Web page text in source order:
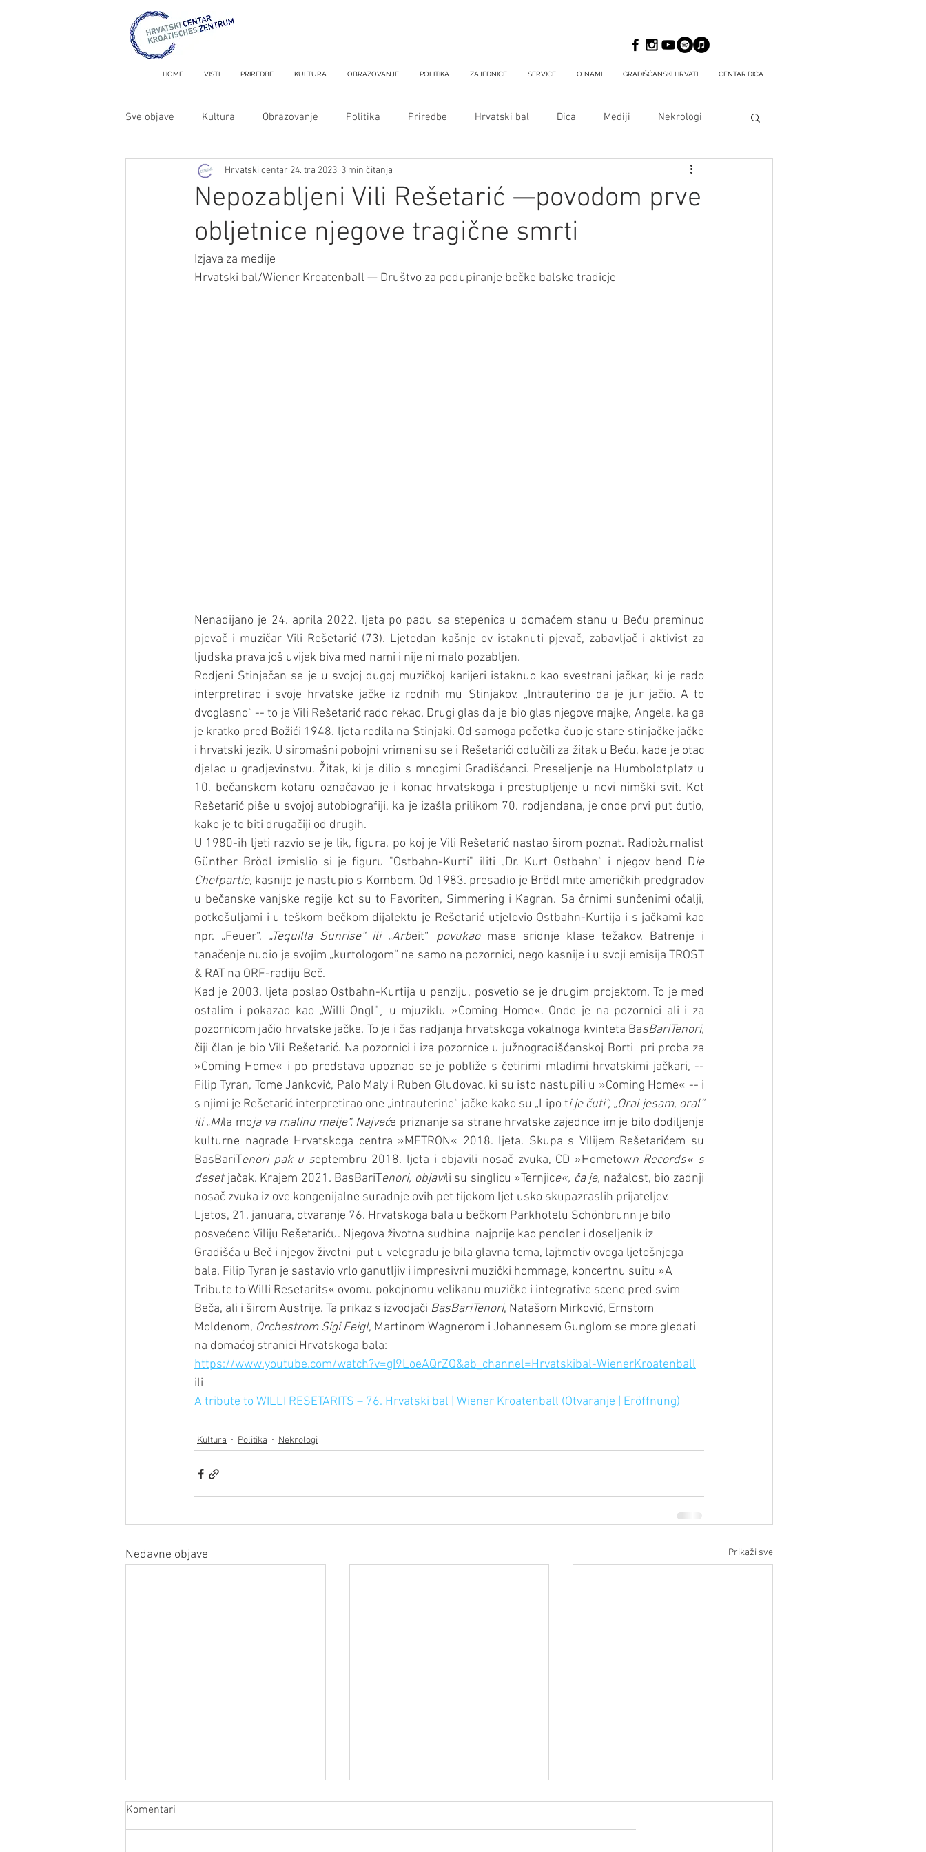
HOME VISTI PRIREDBE KULTURA OBRAZOVANJE POLITIKA ZAJEDNICE SERVICE O NAMI GRADIŠĆANSKI HRVATI CENTAR.DICA
Sve objave Kultura Obrazovanje Politika Priredbe Hrvatski bal Dica Mediji Nekrologi
Metron i MiniMetron
Nepozabljeni Vili Rešetarić —povodom prve
obljetnice njegove tragične smrti
Hrvatski centar 24. tra 2023. 3 min čitanja
Izjava za medije
Hrvatski bal/Wiener Kroatenball — Društvo za podupiranje bečke balske tradicje
Nenadijano je 24. aprila 2022. ljeta po padu sa stepenica u domaćem stanu u Beču preminuo
pjevač i muzičar Vili Rešetarić (73). Ljetodan kašnje ov istaknuti pjevač, zabavljač i aktivist za
ljudska prava još uvijek biva med nami i nije ni malo pozabljen.
Rodjeni Stinjačan se je u svojoj dugoj muzičkoj karijeri istaknuo kao svestrani jačkar, ki je rado
interpretirao i svoje hrvatske jačke iz rodnih mu Stinjakov. „Intrauterino da je jur jačio. A to
dvoglasno“ -- to je Vili Rešetarić rado rekao. Drugi glas da je bio glas njegove majke, Angele, ka ga
je kratko pred Božići 1948. ljeta rodila na Stinjaki. Od samoga početka čuo je stare stinjačke jačke
i hrvatski jezik. U siromašni pobojni vrimeni su se i Rešetarići odlučili za žitak u Beču, kade je otac
djelao u gradjevinstvu. Žitak, ki je dilio s mnogimi Gradišćanci. Preseljenje na Humboldtplatz u
10. bečanskom kotaru označavao je i konac hrvatskoga i prestupljenje u novi nimški svit. Kot
Rešetarić piše u svojoj autobiografiji, ka je izašla prilikom 70. rodjendana, je onde prvi put ćutio,
kako je to biti drugačiji od drugih.
U 1980-ih ljeti razvio se je lik, figura, po koj je Vili Rešetarić nastao širom poznat. Radiožurnalist
Günther Brödl izmislio si je figuru "Ostbahn-Kurti" iliti „Dr. Kurt Ostbahn“ i njegov bend Die
Chefpartie, kasnije je nastupio s Kombom. Od 1983. presadio je Brödl mīte američkih predgradov
u bečanske vanjske regije kot su to Favoriten, Simmering i Kagran. Sa črnimi sunčenimi očalji,
potkošuljami i u teškom bečkom dijalektu je Rešetarić utjelovio Ostbahn-Kurtija i s jačkami kao
npr. „Feuer“, „Tequilla Sunrise“ ili „Arbeit“ povukao mase sridnje klase težakov. Batrenje i
tanačenje nudio je svojim „kurtologom“ ne samo na pozornici, nego kasnije i u svoji emisija TROST
& RAT na ORF-radiju Beč.
Kad je 2003. ljeta poslao Ostbahn-Kurtija u penziju, posvetio se je drugim projektom. To je med
ostalim i pokazao kao „Willi Ongl"¸ u mjuziklu »Coming Home«. Onde je na pozornici ali i za
pozornicom jačio hrvatske jačke. To je i čas radjanja hrvatskoga vokalnoga kvinteta Ba
čiji član je bio Vili Rešetarić. Na pozornici i iza pozornice u južnogradišćanskoj Borti  pri proba za
»Coming Home« i po predstava upoznao se je pobliže s četirimi mladimi hrvatskimi jačkari, --
Filip Tyran, Tome Janković, Palo Maly i Ruben Gludovac, ki su isto nastupili u »Coming Home« -- i
s njimi je Rešetarić interpretirao one „intrauterine“ jačke kako su „Lipo ti je čuti“, „Oral jesam, oral“
ili „Mila moja va malinu melje“. Najveće priznanje sa strane hrvatske zajednce im je bilo dodiljenje
kulturne nagrade Hrvatskoga centra »METRON« 2018. ljeta. Skupa s Vilijem Rešetarićem su
BasBariTenori pak u septembru 2018. ljeta i objavili nosač zvuka, CD »Hometown Records« s
deset jačak. Krajem 2021. BasBariTenori, objavili su singlicu »Ternjice«, ča je, nažalost, bio zadnji
nosač zvuka iz ove kongenijalne suradnje ovih pet tijekom ljet usko skupazraslih prijateljev.
Ljetos, 21. januara, otvaranje 76. Hrvatskoga bala u bečkom Parkhotelu Schönbrunn je bilo
posvećeno Viliju Rešetariću. Njegova životna sudbina  najprije kao pendler i doseljenik iz
Gradišća u Beč i njegov životni  put u velegradu je bila glavna tema, lajtmotiv ovoga ljetošnjega
bala. Filip Tyran je sastavio vrlo ganutljiv i impresivni muzički hommage, koncertnu suitu »A
Tribute to Willi Resetarits« ovomu pokojnomu velikanu muzičke i integrative scene pred svim
Beča, ali i širom Austrije. Ta prikaz s izvodjači BasBariTenori, Natašom Mirković, Ernstom
Moldenom, Orchestrom Sigi Feigl, Martinom Wagnerom i Johannesem Gunglom se more gledati
na domaćoj stranici Hrvatskoga bala:
https://www.youtube.com/watch?v=gI9LoeAQrZQ&ab_channel=Hrvatskibal-WienerKroatenball
ili
A tribute to WILLI RESETARITS – 76. Hrvatski bal | Wiener Kroatenball (Otvaranje | Eröffnung)
Kultura Politika Nekrologi
Nedavne objave Prikaži sve
Komentari